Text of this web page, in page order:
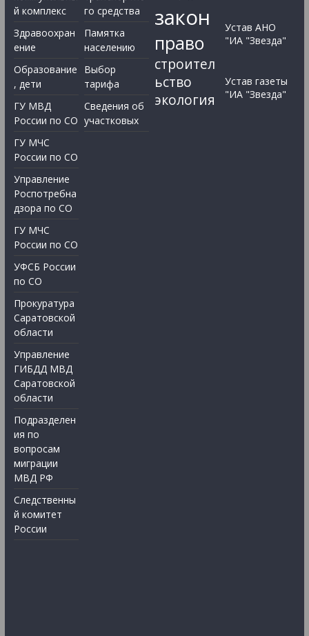
й комплекс
Здравоохран
ение
Образование
, дети
ГУ МВД
России по СО
ГУ МЧС
России по СО
Управление
Роспотребна
дзора по СО
ГУ МЧС
России по СО
УФСБ России
по СО
Прокуратура
Саратовской
области
Управление
ГИБДД МВД
Саратовской
области
Подразделен
ия по
вопросам
миграции
МВД РФ
Следственны
й комитет
России
го средства
Памятка
населению
Выбор
тарифа
Сведения об
участковых
закон
право
строител
ьство
экология
Устав АНО
"ИА "Звезда"
Устав газеты
"ИА "Звезда"